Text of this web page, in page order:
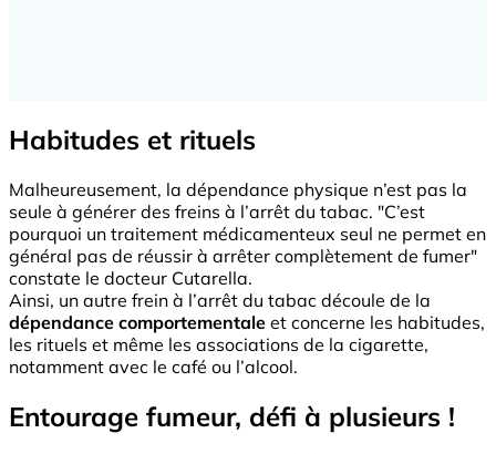
Habitudes et rituels
Malheureusement, la dépendance physique n’est pas la
seule à générer des freins à l’arrêt du tabac. "C’est
pourquoi un traitement médicamenteux seul ne permet en
général pas de réussir à arrêter complètement de fumer"
constate le docteur Cutarella.
Ainsi, un autre frein à l’arrêt du tabac découle de la
dépendance comportementale et concerne les habitudes,
les rituels et même les associations de la cigarette,
notamment avec le café ou l’alcool.
Entourage fumeur, défi à plusieurs !